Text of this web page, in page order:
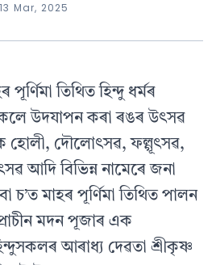
13 Mar, 2025
পূৰ্ণিমা তিথিত হিন্দু ধৰ্মৰ
উদযাপন কৰা ৰঙৰ উৎসৱ
হোলী, দৌলোৎসৱ, ফল্গূৎসৱ,
আদি বিভিন্ন নামেৰে জনা
চ’ত মাহৰ পূৰ্ণিমা তিথিত পালন
মদন পূজাৰ এক
আৰাধ্য দেৱতা শ্ৰীকৃষ্ণ